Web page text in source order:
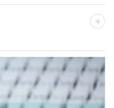
giornalista,
con un amore
quasi per caso.